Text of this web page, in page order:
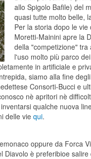
allo Spigolo Bafile) del
quasi tutte molto belle,
Per la storia dopo le
Moretti-Mainini apre la
della "competizione"
l'uso molto più parco
in artificiale e
siamo alla fine
Consorti-Bucci e
nè apritori nè
qualche nuova
delle vie qui.
oppure da Forca
Diavolo è preferibioe